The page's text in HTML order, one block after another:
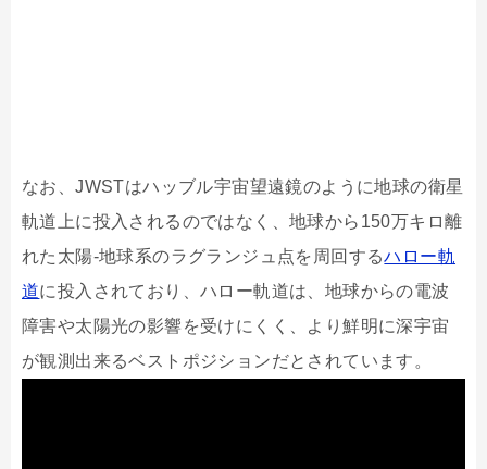
なお、JWSTはハッブル宇宙望遠鏡のように地球の衛星
軌道上に投入されるのではなく、地球から150万キロ離
れた太陽-地球系のラグランジュ点を周回するハロー軌
道に投入されており、ハロー軌道は、地球からの電波
障害や太陽光の影響を受けにくく、より鮮明に深宇宙
が観測出来るベストポジションだとされています。